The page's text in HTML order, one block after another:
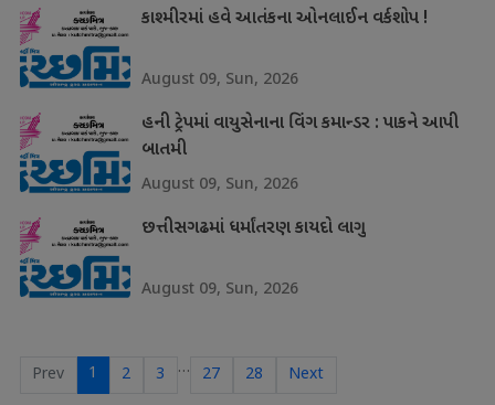
કાશ્મીરમાં હવે આતંકના ઓનલાઈન વર્કશોપ !
August 09, Sun, 2026
હની ટ્રેપમાં વાયુસેનાના વિંગ કમાન્ડર : પાકને આપી
બાતમી
August 09, Sun, 2026
છત્તીસગઢમાં ધર્માંતરણ કાયદો લાગુ
August 09, Sun, 2026
Prev 1 2 3 … 27 28 Next